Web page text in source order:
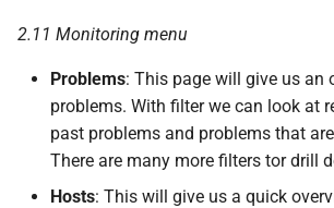
2.11 Monitoring menu
Problems: This page will give us an
problems. With filter we can look at
past problems and problems that
There are many more filters tor drill
Hosts: This will give us a quick